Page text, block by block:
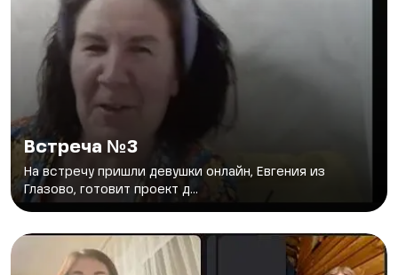
Встреча №3
На встречу пришли девушки онлайн, Евгения из
Глазово, готовит проект д...